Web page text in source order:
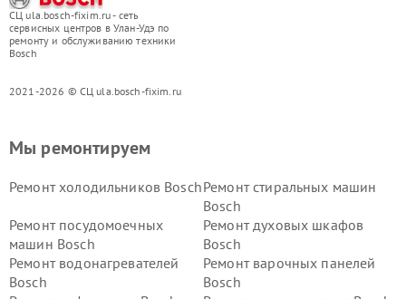
СЦ ula.bosch-fixim.ru - сеть
сервисных центров в Улан-Удэ по
ремонту и обслуживанию техники
Bosch
2021-2026 © СЦ ula.bosch-fixim.ru
Мы ремонтируем
Ремонт холодильников BoschРемонт стиральных машин
Bosch
Ремонт посудомоечных
машин Bosch
Ремонт духовых шкафов
Bosch
Ремонт водонагревателей
Bosch
Ремонт варочных панелей
Bosch